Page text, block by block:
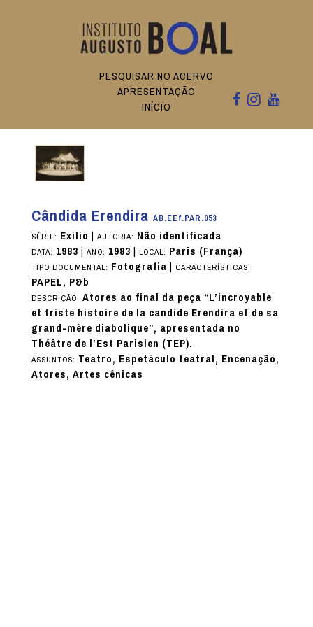
PESQUISAR NO ACERVO
APRESENTAÇÃO
INÍCIO
Cândida Erendira AB.EEf.PAR.053
SÉRIE: Exílio | AUTORIA: Não identificada
DATA: 1983| ANO: 1983| LOCAL: Paris (França)
TIPO DOCUMENTAL: Fotografia| CARACTERÍSTICAS:
PAPEL, P&b
DESCRIÇÃO: Atores ao final da peça “L’incroyable
et triste histoire de la candide Erendira et de sa
grand-mère diabolique”, apresentada no
Théâtre de l’Est Parisien (TEP).
ASSUNTOS: Teatro, Espetáculo teatral, Encenação,
Atores, Artes cênicas